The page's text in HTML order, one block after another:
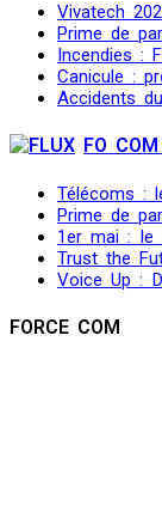
Vivatech
Prime de
Incendies :
Canicule :
Accidents
FO
Télécoms :
Prime de
1er mai : le
Trust the
Voice Up :
FORCE COM